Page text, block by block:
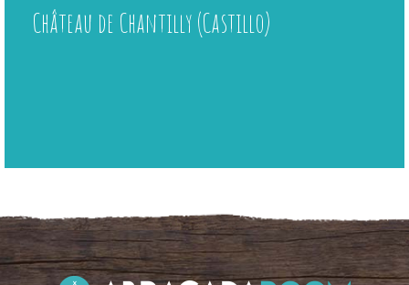
Château de Chantilly (Castillo)